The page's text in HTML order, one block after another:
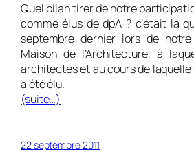
Quel bilan tirer de notre
comme élus de dpA ? c’était la
septembre dernier lors de
Maison de l’Architecture, à
architectes et au cours de laquelle
a été élu.
(suite…)
22 septembre 2011